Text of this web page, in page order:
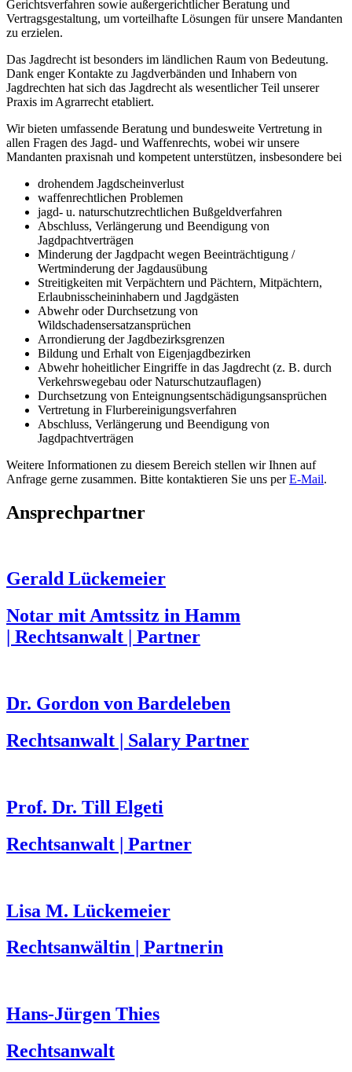
Gerichtsverfahren sowie außergerichtlicher Beratung und
Vertragsgestaltung, um vorteilhafte Lösungen für unsere Mandanten
zu erzielen.
Das Jagdrecht ist besonders im ländlichen Raum von Bedeutung.
Dank enger Kontakte zu Jagdverbänden und Inhabern von
Jagdrechten hat sich das Jagdrecht als wesentlicher Teil unserer
Praxis im Agrarrecht etabliert.
Wir bieten umfassende Beratung und bundesweite Vertretung in
allen Fragen des Jagd- und Waffenrechts, wobei wir unsere
Mandanten praxisnah und kompetent unterstützen, insbesondere bei
drohendem Jagdscheinverlust
waffenrechtlichen Problemen
jagd- u. naturschutzrechtlichen Bußgeldverfahren
Abschluss, Verlängerung und Beendigung von
Jagdpachtverträgen
Minderung der Jagdpacht wegen Beeinträchtigung /
Wertminderung der Jagdausübung
Streitigkeiten mit Verpächtern und Pächtern, Mitpächtern,
Erlaubnisscheininhabern und Jagdgästen
Abwehr oder Durchsetzung von
Wildschadensersatzansprüchen
Arrondierung der Jagdbezirksgrenzen
Bildung und Erhalt von Eigenjagdbezirken
Abwehr hoheitlicher Eingriffe in das Jagdrecht (z. B. durch
Verkehrswegebau oder Naturschutzauflagen)
Durchsetzung von Enteignungs­entschädigungsansprüchen
Vertretung in Flurbereinigungsverfahren
Abschluss, Verlängerung und Beendigung von
Jagdpachtverträgen
Weitere Informationen zu diesem Bereich stellen wir Ihnen auf
Anfrage gerne zusammen. Bitte kontaktieren Sie uns perE-Mail.
Ansprechpartner
Gerald Lückemeier
Notar mit Amtssitz in Hamm
| Rechtsanwalt | Partner
Dr. Gordon von Bardeleben
Rechtsanwalt | Salary Partner
Prof. Dr. Till Elgeti
Rechtsanwalt | Partner
Lisa M. Lückemeier
Rechtsanwältin | Partnerin
Hans-Jürgen Thies
Rechtsanwalt